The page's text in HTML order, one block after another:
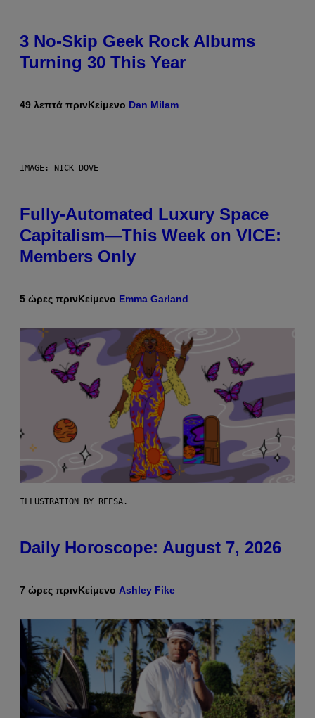
3 No-Skip Geek Rock Albums
Turning 30 This Year
49 λεπτά πρινΚείμενο Dan Milam
IMAGE: NICK DOVE
Fully-Automated Luxury Space
Capitalism—This Week on VICE:
Members Only
5 ώρες πρινΚείμενο Emma Garland
ILLUSTRATION BY REESA.
Daily Horoscope: August 7, 2026
7 ώρες πρινΚείμενο Ashley Fike